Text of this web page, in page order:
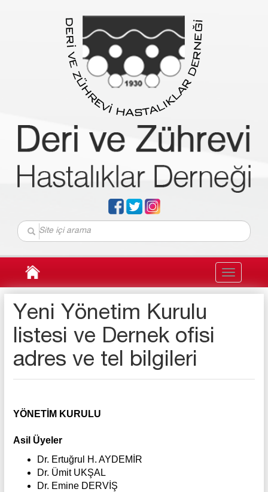
Toggle
navigation
Yeni Yönetim Kurulu
listesi ve Dernek ofisi
adres ve tel bilgileri
YÖNETİM KURULU
Asil Üyeler
Dr. Ertuğrul H. AYDEMİR
Dr. Ümit UKŞAL
Dr. Emine DERVİŞ